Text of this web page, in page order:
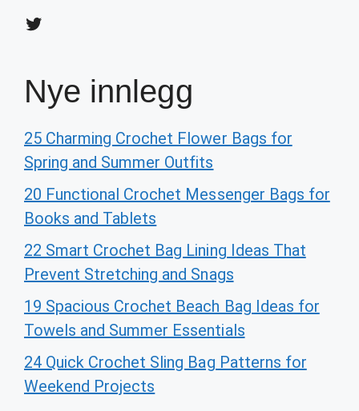
Twitter
Nye innlegg
25 Charming Crochet Flower Bags for
Spring and Summer Outfits
20 Functional Crochet Messenger Bags for
Books and Tablets
22 Smart Crochet Bag Lining Ideas That
Prevent Stretching and Snags
19 Spacious Crochet Beach Bag Ideas for
Towels and Summer Essentials
24 Quick Crochet Sling Bag Patterns for
Weekend Projects